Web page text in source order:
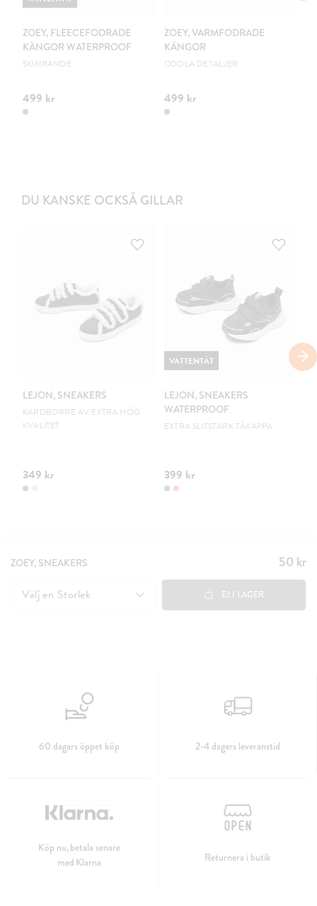
ZOEY, FLEECEFODRADE
KÄNGOR WATERPROOF
SKIMRANDE
499 kr
ZOEY, VARMFODRADE
KÄNGOR
COOLA DETALJER
499 kr
DU KANSKE OCKSÅ GILLAR
LEJON, SNEAKERS
KARDBORRE AV EXTRA HÖG
KVALITET
349 kr
LEJON, SNEAKERS
WATERPROOF
EXTRA SLITSTARK TÅKAPPA
399 kr
VATTENTÄT
ZOEY, SNEAKERS Pris:
50 kr
50 kr
Välj en Storlek EJ I LAGER
60 dagars öppet köp 2-4 dagars leveranstid
Köp nu, betala senare
med Klarna
Returnera i butik